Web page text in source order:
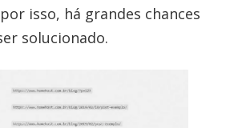
isso, há grandes chances
solucionado.